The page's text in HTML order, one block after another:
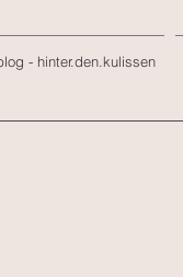
- hinter.den.kulissen